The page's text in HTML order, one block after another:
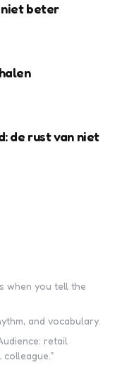
niet beter
de rust van niet
when you tell the
and vocabulary.
retail